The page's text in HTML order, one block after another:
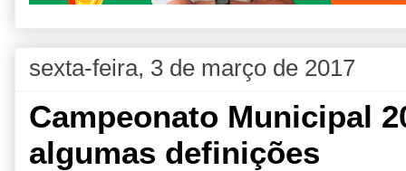
sexta-feira, 3 de março de 2017
Campeonato Municipal
algumas definições